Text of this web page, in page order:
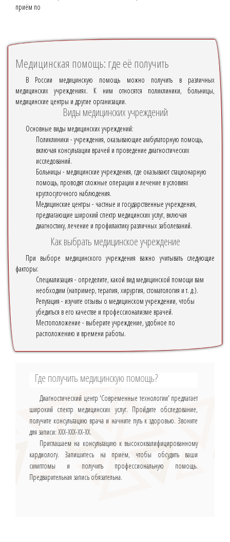
приём по
Медицинская помощь: где её получить
В России медицинскую помощь можно получить в различных
медицинских учреждениях. К ним относятся поликлиники, больницы,
медицинские центры и другие организации.
Виды медицинских учреждений
Основные виды медицинских учреждений:
Поликлиники - учреждения, оказывающие амбулаторную помощь,
включая консультации врачей и проведение диагностических
исследований.
Больницы - медицинские учреждения, где оказывают стационарную
помощь, проводят сложные операции и лечение в условиях
круглосуточного наблюдения.
Медицинские центры - частные и государственные учреждения,
предлагающие широкий спектр медицинских услуг, включая
диагностику, лечение и профилактику различных заболеваний.
Как выбрать медицинское учреждение
При выборе медицинского учреждения важно учитывать следующие
факторы:
Специализация - определите, какой вид медицинской помощи вам
необходим (например, терапия, хирургия, стоматология и т. д.).
Репутация - изучите отзывы о медицинском учреждении, чтобы
убедиться в его качестве и профессионализме врачей.
Местоположение - выберите учреждение, удобное по
расположению и времени работы.
Где получить медицинскую помощь?
Диагностический центр 'Современные технологии' предлагает
широкий спектр медицинских услуг. Пройдите обследование,
получите консультацию врача и начните путь к здоровью. Звоните
для записи: ХХХ-ХХХ-ХХ-ХХ.
Приглашаем на консультацию к высококвалифицированному
кардиологу. Запишитесь на приём, чтобы обсудить ваши
симптомы и получить профессиональную помощь.
Предварительная запись обязательна.